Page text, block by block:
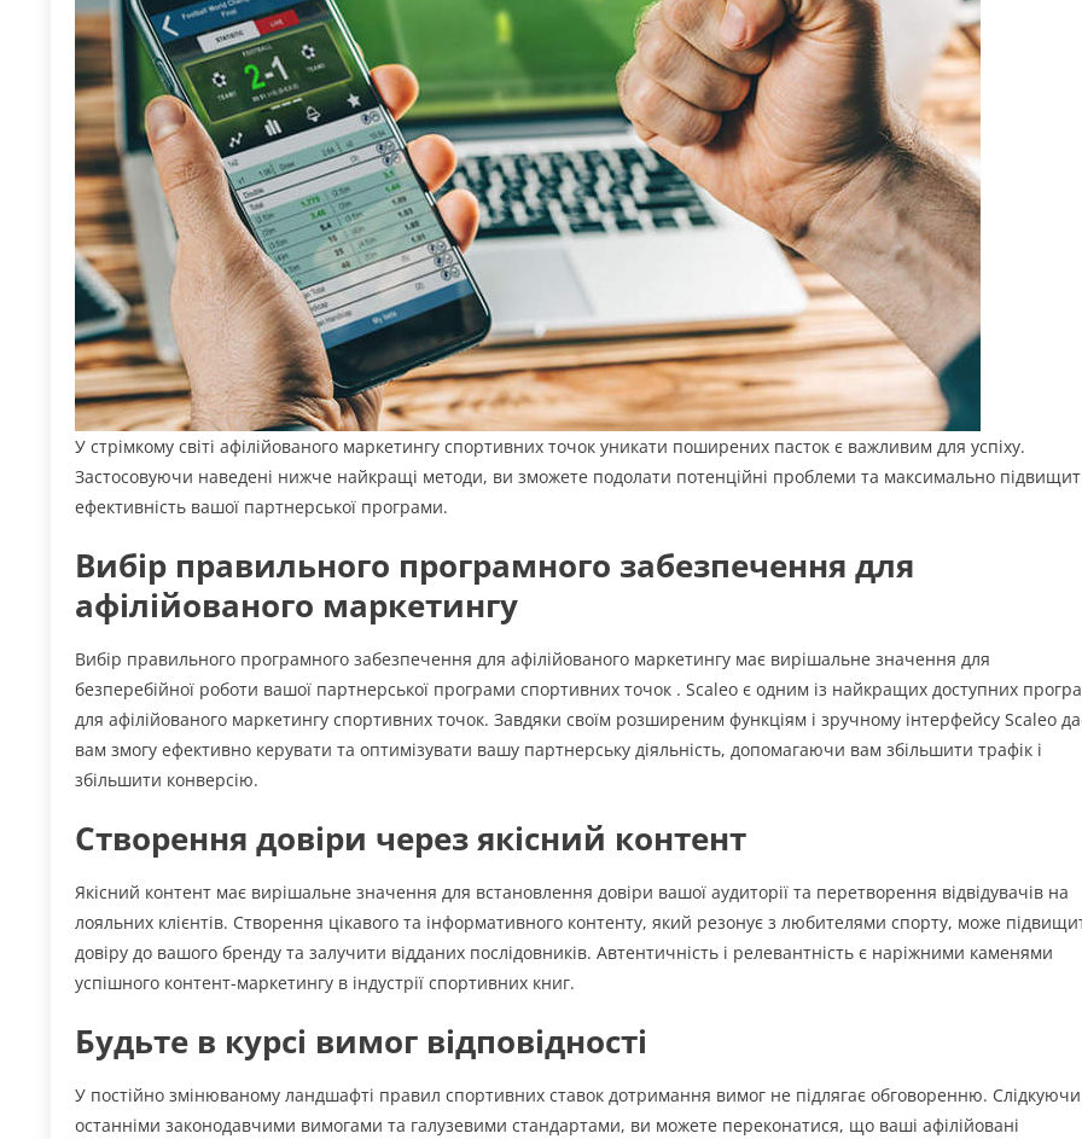
У стрімкому світі афілійованого маркетингу спортивних точок уникати поширених пасток є важливим для успіху.
Застосовуючи наведені нижче найкращі методи, ви зможете подолати потенційні проблеми та максимально
ефективність вашої партнерської програми.
Вибір правильного програмного забезпечення для
афілійованого маркетингу
Вибір правильного програмного забезпечення для афілійованого маркетингу має вирішальне значення для
безперебійної роботи вашої партнерської програми спортивних точок . Scaleo є одним із найкращих доступних
для афілійованого маркетингу спортивних точок. Завдяки своїм розширеним функціям і зручному інтерфейсу Scaleo
вам змогу ефективно керувати та оптимізувати вашу партнерську діяльність, допомагаючи вам збільшити трафік і
збільшити конверсію.
Створення довіри через якісний контент
Якісний контент має вирішальне значення для встановлення довіри вашої аудиторії та перетворення відвідувачів на
лояльних клієнтів. Створення цікавого та інформативного контенту, який резонує з любителями спорту, може
довіру до вашого бренду та залучити відданих послідовників. Автентичність і релевантність є наріжними каменями
успішного контент-маркетингу в індустрії спортивних книг.
Будьте в курсі вимог відповідності
У постійно змінюваному ландшафті правил спортивних ставок дотримання вимог не підлягає обговоренню.
останніми законодавчими вимогами та галузевими стандартами, ви можете переконатися, що ваші афілійовані